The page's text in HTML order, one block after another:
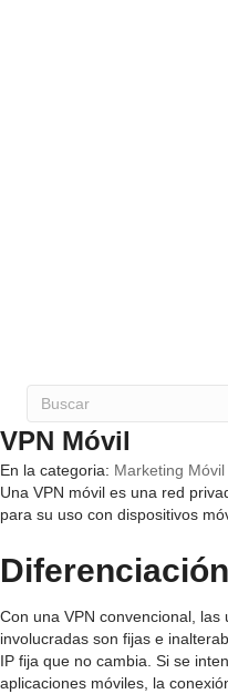
VPN Móvil
En la categoria: Marketing Móvil
Una VPN móvil es una red
para su uso con dispositivos
Con una VPN convencional,
involucradas son fijas e
IP fija que no cambia. Si se
aplicaciones móviles, la